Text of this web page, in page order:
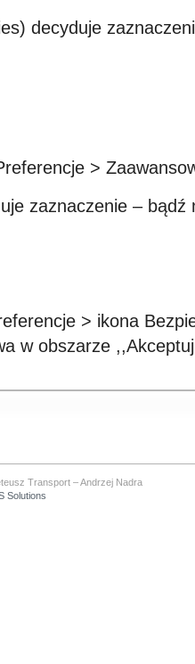
decyduje
>
zaznaczenie – bądź
> ikona
w obszarze
Transport – Andrzej Nadra
Solutions